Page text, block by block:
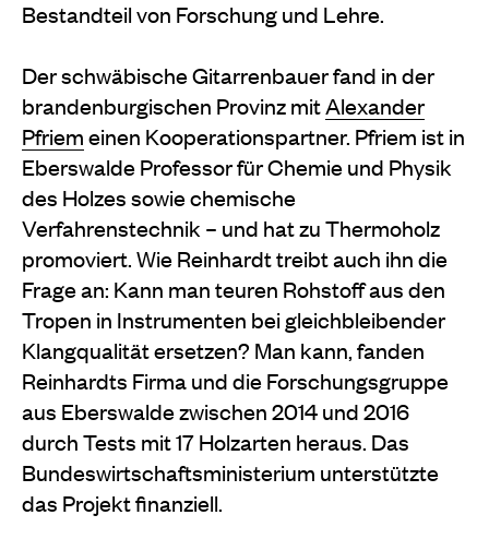
Bestandteil von Forschung und Lehre.
Der schwäbische Gitarrenbauer fand in der
brandenburgischen Provinz mitAlexander
Pfriemeinen Kooperationspartner. Pfriem ist in
Eberswalde Professor für Chemie und Physik
des Holzes sowie chemische
Verfahrenstechnik – und hat zu Thermoholz
promoviert. Wie Reinhardt treibt auch ihn die
Frage an: Kann man teuren Rohstoff aus den
Tropen in Instrumenten bei gleichbleibender
Klangqualität ersetzen? Man kann, fanden
Reinhardts Firma und die Forschungsgruppe
aus Eberswalde zwischen 2014 und 2016
durch Tests mit 17 Holzarten heraus. Das
Bundeswirtschaftsministerium unterstützte
das Projekt finanziell.